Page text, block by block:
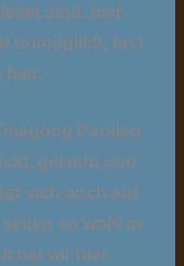
sind, hier
unmöglich, fast
hier.
Paraiso
gelacht und
sich auch auf
so wohl in
hat wir hier.